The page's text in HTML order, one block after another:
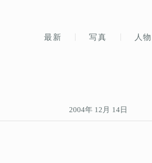
最新 写真 人物
2004年 12月 14日